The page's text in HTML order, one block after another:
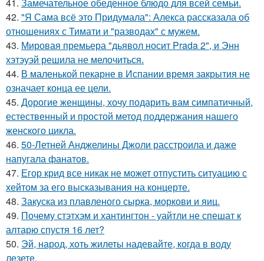
42. "Я Сама всё это Придумала": Алекса рассказала об
отношениях с Тимати и "разводах" с мужем.
43. Мировая премьера "дьявол носит Prada 2", и Энн
хэтэуэй решила не мелочиться.
44. В маленькой пекарне в Испании время закрытия не
означает конца ее цели.
45. Дорогие женщины, хочу подарить вам симпатичный,
естественный и простой метод поддержания нашего
женского цикла.
46. 50-Летней Анджелины Джоли расстроила и даже
напугала фанатов.
47. Егор крид все никак не может отпустить ситуацию с
хейтом за его высказывания на концерте.
48. Закуска из плавленого сырка, моркови и яиц.
49. Почему стэтхэм и хантингтон - уайтли не спешат к
алтарю спустя 16 лет?
50. Эй, народ, хоть жилеты надевайте, когда в воду
лезете.